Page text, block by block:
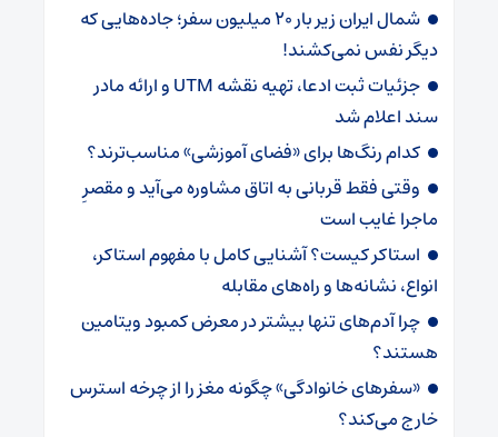
شمال ایران زیر بار 20 میلیون سفر؛ جاده‌هایی که
دیگر نفس نمی‌کشند!
جزئیات ثبت ادعا، تهیه نقشه UTM و ارائه مادر
سند اعلام شد
کدام رنگ‌ها برای «فضای آموزشی» مناسب‌ترند؟
وقتی فقط قربانی به اتاق مشاوره می‌آید و مقصرِ
ماجرا غایب است
استاکر کیست؟ آشنایی کامل با مفهوم استاکر،
انواع، نشانه‌ها و راه‌های مقابله
چرا آدم‌های تنها بیشتر در معرض کمبود ویتامین
هستند؟
«سفرهای خانوادگی» چگونه مغز را از چرخه استرس
خارج می‌کند؟